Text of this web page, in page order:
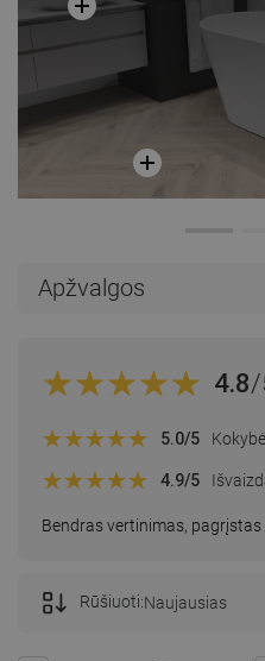
Apžvalgos
4.8/
Bendras vertinimas,
5.0/5 Kokybė
4.9/5
Rūšiuoti:Naujausias